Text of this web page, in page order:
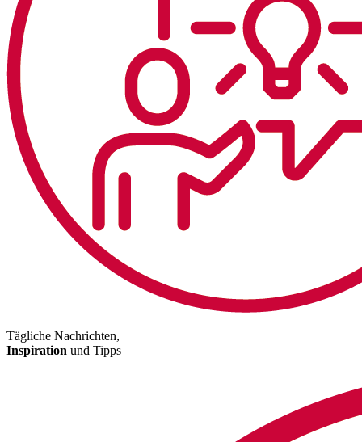
Tägliche Nachrichten,
Inspiration und Tipps